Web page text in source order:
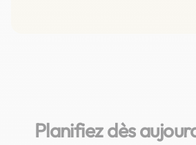
Planifiez dès